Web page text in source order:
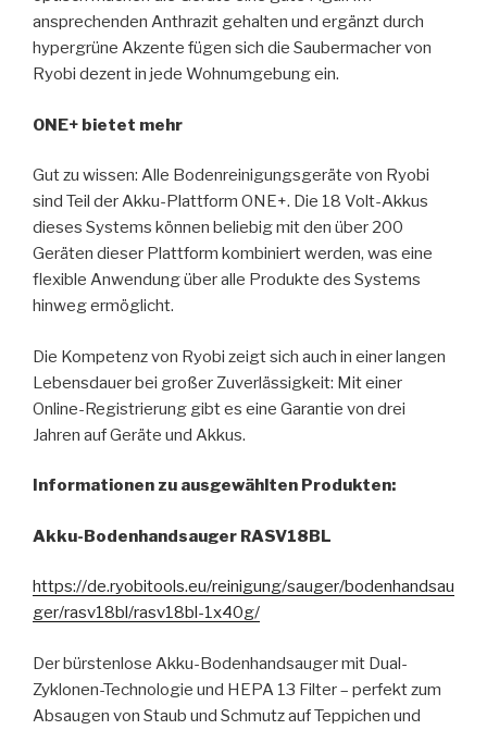
ansprechenden Anthrazit gehalten und ergänzt durch
hypergrüne Akzente fügen sich die Saubermacher von
Ryobi dezent in jede Wohnumgebung ein.
ONE+ bietet mehr
Gut zu wissen: Alle Bodenreinigungsgeräte von Ryobi
sind Teil der Akku-Plattform ONE+. Die 18 Volt-Akkus
dieses Systems können beliebig mit den über 200
Geräten dieser Plattform kombiniert werden, was eine
flexible Anwendung über alle Produkte des Systems
hinweg ermöglicht.
Die Kompetenz von Ryobi zeigt sich auch in einer langen
Lebensdauer bei großer Zuverlässigkeit: Mit einer
Online-Registrierung gibt es eine Garantie von drei
Jahren auf Geräte und Akkus.
Informationen zu ausgewählten Produkten:
Akku-Bodenhandsauger RASV18BL
https://de.ryobitools.eu/reinigung/sauger/bodenhandsau
ger/rasv18bl/rasv18bl-1x40g/
Der bürstenlose Akku-Bodenhandsauger mit Dual-
Zyklonen-Technologie und HEPA 13 Filter – perfekt zum
Absaugen von Staub und Schmutz auf Teppichen und